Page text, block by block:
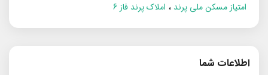
امتیاز مسکن ملی پرند
املاک پرند فاز 6
اطلاعات شما